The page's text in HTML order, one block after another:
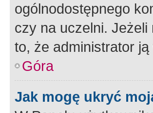
ogólnodostępnego
czy na uczelni.
to, że administrator ją
Góra
Jak mogę ukryć